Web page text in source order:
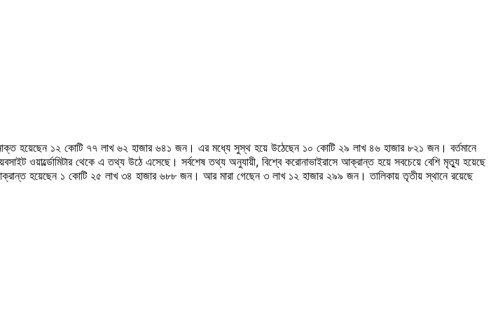
হয়েছেন ১২ কোটি ৭৭ লাখ ৬২ হাজার ৬৪১ জন। এর মধ্যে সুস্থ হয়ে উঠেছেন ১০ কোটি ২৯ লাখ ৪৬ হাজার ৮২১ জন। বর্তমানে
ওয়ার্ল্ডোমিটার থেকে এ তথ্য উঠে এসেছে। সর্বশেষ তথ্য অনুযায়ী, বিশ্বে করোনাভাইরাসে আক্রান্ত হয়ে সবচেয়ে বেশি মৃত্যু হয়েছে
হয়েছেন ১ কোটি ২৫ লাখ ৩৪ হাজার ৬৮৮ জন। আর মারা গেছেন ৩ লাখ ১২ হাজার ২৯৯ জন। তালিকায় তৃতীয় স্থানে রয়েছে